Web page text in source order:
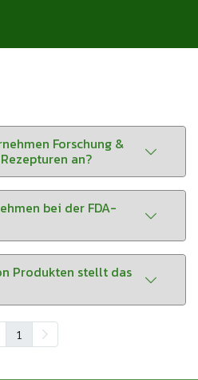
Forschung &
an?
bei der FDA-
Produkten stellt das
1